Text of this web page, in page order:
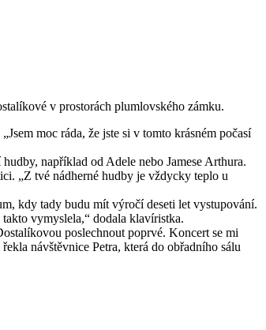
v prostorách plumlovského zámku.
moc ráda, že jste si v tomto krásném počasí
například od Adele nebo Jamese Arthura.
„Z tvé nádherné hudby je vždycky teplo u
kdy tady budu mít výročí deseti let vystupování.
vymyslela,“ dodala klavíristka.
poslechnout poprvé. Koncert se mi
návštěvnice Petra, která do obřadního sálu